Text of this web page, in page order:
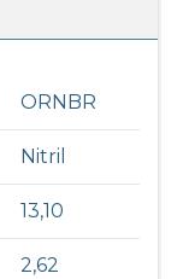
ORNBR
Nitril
13,10
2,62